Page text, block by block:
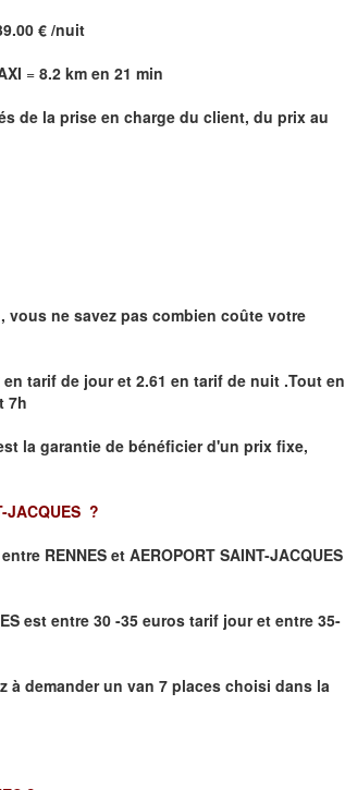
€ /nuit
= 8.2 km en 21 min
de la prise en charge du client, du prix au
, vous ne savez pas combien coûte votre
en tarif de jour et 2.61 en tarif de nuit .Tout en
7h
la garantie de bénéficierd'un prix fixe,
JACQUES ?
entre RENNES et AEROPORT SAINT-JACQUES
est entre 30 -35 euros tarif jour et entre 35-
à demander un van 7 places choisi dans la